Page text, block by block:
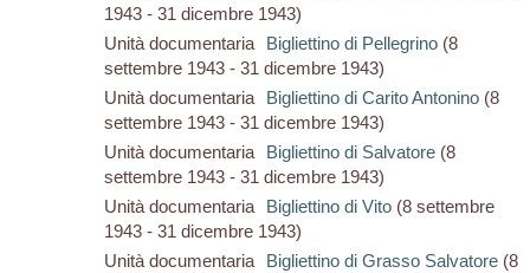
1943 - 31 dicembre 1943)
Unità documentaria
Bigliettino di Pellegrino(8
settembre 1943 - 31 dicembre 1943)
Unità documentaria
Bigliettino di Carito Antonino(8
settembre 1943 - 31 dicembre 1943)
Unità documentaria
Bigliettino di Salvatore(8
settembre 1943 - 31 dicembre 1943)
Unità documentaria
Bigliettino di Vito(8 settembre
1943 - 31 dicembre 1943)
Unità documentaria
Bigliettino di Grasso Salvatore(8